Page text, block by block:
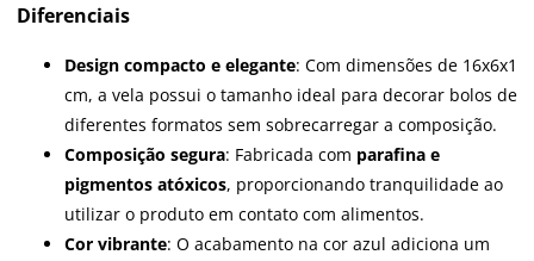
Diferenciais
Design compacto e elegante: Com dimensões de 16x6x1
cm, a vela possui o tamanho ideal para decorar bolos de
diferentes formatos sem sobrecarregar a composição.
Composição segura: Fabricada com parafina e
pigmentos atóxicos, proporcionando tranquilidade ao
utilizar o produto em contato com alimentos.
Cor vibrante: O acabamento na cor azul adiciona um